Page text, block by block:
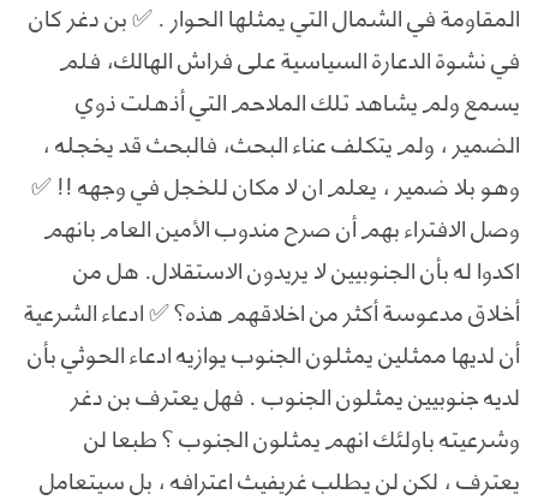
المقاومة في الشمال التي يمثلها الحوار . ✅ بن دغر كان
في نشوة الدعارة السياسية على فراش الهالك، فلم
يسمع ولم يشاهد تلك الملاحم التي أذهلت ذوي
الضمير ، ولم يتكلف عناء البحث، فالبحث قد يخجله ،
وهو بلا ضمير ، يعلم ان لا مكان للخجل في وجهه !! ✅
وصل الافتراء بهم أن صرح مندوب الأمين العام بانهم
اكدوا له بأن الجنوبيين لا يريدون الاستقلال. هل من
أخلاق مدعوسة أكثر من اخلاقهم هذه؟ ✅ ادعاء الشرعية
أن لديها ممثلين يمثلون الجنوب يوازيه ادعاء الحوثي بأن
لديه جنوبيين يمثلون الجنوب . فهل يعترف بن دغر
وشرعيته باولئك انهم يمثلون الجنوب ؟ طبعا لن
يعترف ، لكن لن يطلب غريفيث اعترافه ، بل سيتعامل